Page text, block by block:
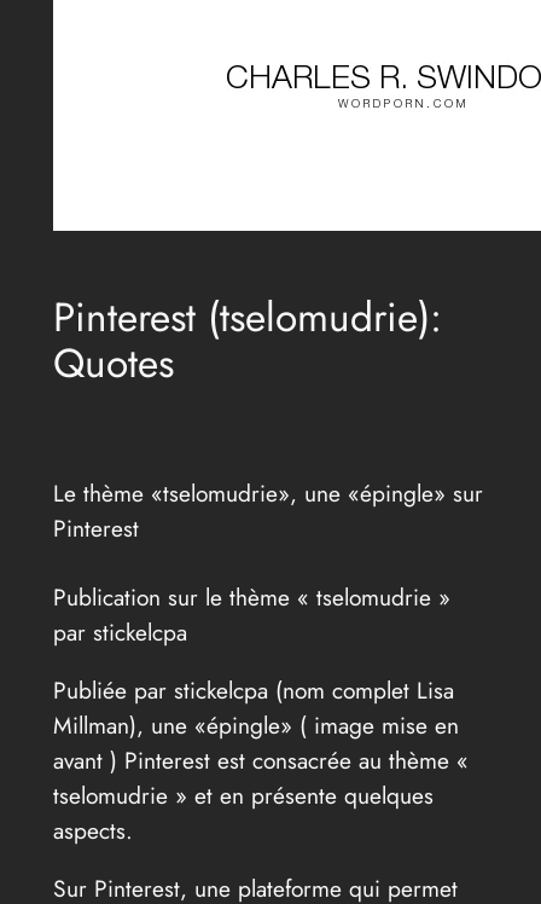
Pinterest (tselomudrie):
Quotes
Le thème «tselomudrie», une «épingle» sur
Pinterest
Publication sur le thème « tselomudrie »
par stickelcpa
Publiée par stickelcpa (nom complet Lisa
Millman), une «épingle» ( image mise en
avant ) Pinterest est consacrée au thème «
tselomudrie » et en présente quelques
aspects.
Sur Pinterest, une plateforme qui permet